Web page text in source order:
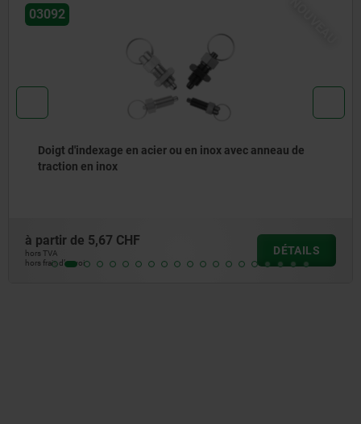
03096
Doigt d'indexage en acier ou en inox sans embase avec
anneau de traction en inox
à partir de6,09 CHF
hors TVA
hors frais d’envoi
DÉTAILS